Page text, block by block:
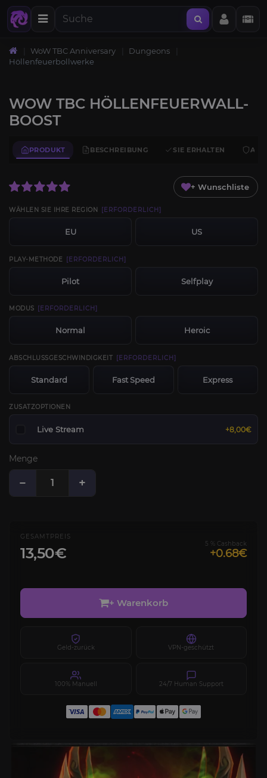
WoW TBC Anniversary
Dungeons
Höllenfeuerbollwerke
WOW TBC HÖLLENFEUERWALL-
BOOST
PRODUKT BESCHREIBUNG SIE ERHALTEN
+ Wunschliste
WÄHLEN SIE IHRE REGION [ERFORDERLICH]
EU US
PLAY-METHODE [ERFORDERLICH]
Pilot Selfplay
MODUS [ERFORDERLICH]
Normal Heroic
ABSCHLUSSGESCHWINDIGKEIT [ERFORDERLICH]
Standard Fast Speed Express
ZUSATZOPTIONEN
Live Stream +8,00€
Menge
− +
GESAMTPREIS
13,50€
5 % Cashback
+0.68€
+ Warenkorb
Geld-zurück VPN-geschützt
100% Manuell 24/7 Human Support